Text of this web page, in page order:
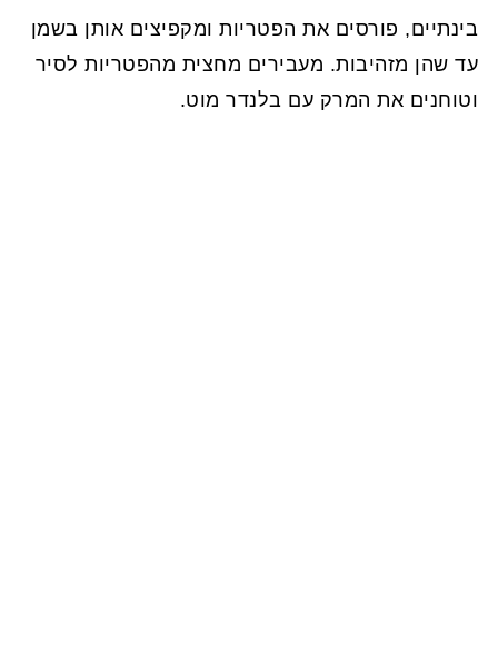
בינתיים, פורסים את הפטריות ומקפיצים אותן בשמן
עד שהן מזהיבות. מעבירים מחצית מהפטריות לסיר
וטוחנים את המרק עם בלנדר מוט.